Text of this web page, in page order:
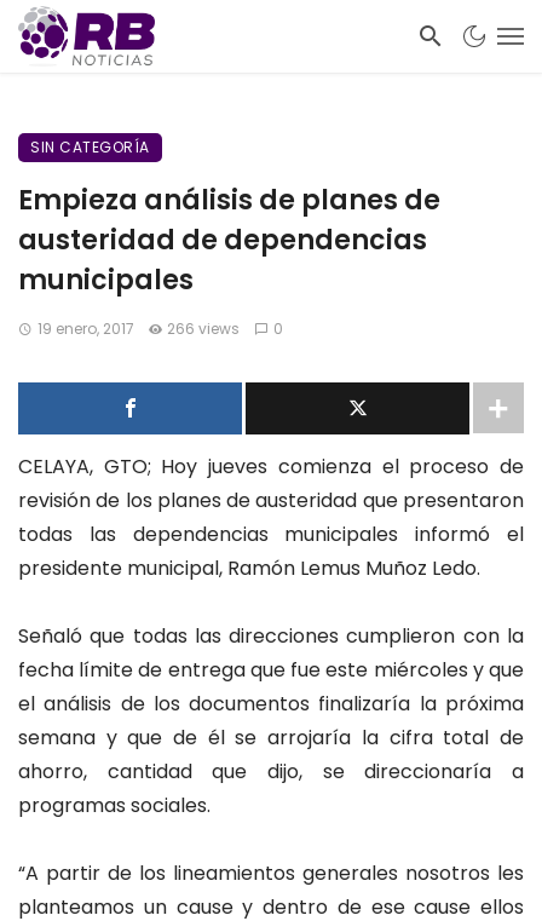
SIN CATEGORÍA
Empieza análisis de planes de
austeridad de dependencias
municipales
19 enero, 2017 266 views 0
CELAYA, GTO; Hoy jueves comienza el proceso de
revisión de los planes de austeridad que presentaron
todas las dependencias municipales informó el
presidente municipal, Ramón Lemus Muñoz Ledo.
Señaló que todas las direcciones cumplieron con la
fecha límite de entrega que fue este miércoles y que
el análisis de los documentos finalizaría la próxima
semana y que de él se arrojaría la cifra total de
ahorro, cantidad que dijo, se direccionaría a
programas sociales.
“A partir de los lineamientos generales nosotros les
planteamos un cause y dentro de ese cause ellos